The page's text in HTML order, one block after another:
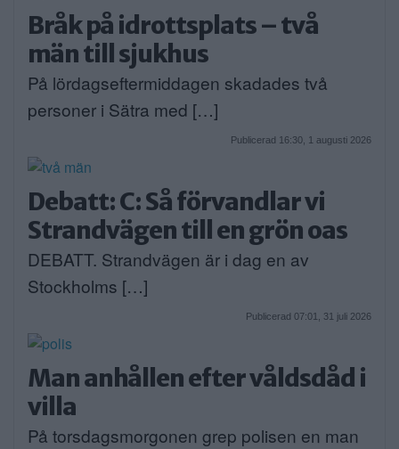
Bråk på idrottsplats – två
män till sjukhus
På lördagseftermiddagen skadades två
personer i Sätra med […]
Publicerad 16:30, 1 augusti 2026
Debatt: C: Så förvandlar vi
Strandvägen till en grön oas
DEBATT. Strandvägen är i dag en av
Stockholms […]
Publicerad 07:01, 31 juli 2026
Man anhållen efter våldsdåd i
villa
På torsdagsmorgonen grep polisen en man